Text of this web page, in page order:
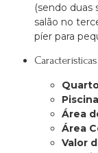
(sendo duas
salão no
píer para
Características
Área
Área
Valor